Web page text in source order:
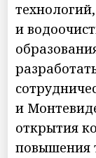
и
и
открытия
повышения